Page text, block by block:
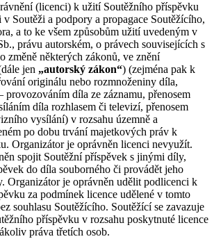
(licenci) k užití Soutěžního příspěvku
v Soutěži a podpory a propagace Soutěžícího,
a to ke všem způsobům užití uvedeným v
právu autorském, o právech souvisejících s
změně některých zákonů, ve znění
jen „autorský zákon“) (zejména pak k
originálu nebo rozmnoženiny díla,
provozováním díla ze záznamu, přenosem
díla rozhlasem či televizí, přenosem
vysílání) v rozsahu územně a
po dobu trvání majetkových práv k
Organizátor je oprávněn licenci nevyužít.
spojit Soutěžní příspěvek s jinými díly,
do díla souborného či provádět jeho
Organizátor je oprávněn udělit podlicenci k
za podmínek licence udělené v tomto
souhlasu Soutěžícího. Soutěžící se zavazuje
příspěvku v rozsahu poskytnuté licence
práva třetích osob.